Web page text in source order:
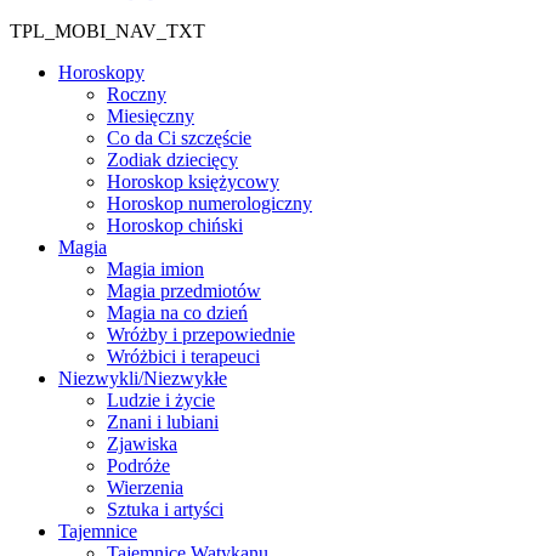
TPL_MOBI_NAV_TXT
Horoskopy
Roczny
Miesięczny
Co da Ci szczęście
Zodiak dziecięcy
Horoskop księżycowy
Horoskop numerologiczny
Horoskop chiński
Magia
Magia imion
Magia przedmiotów
Magia na co dzień
Wróżby i przepowiednie
Wróżbici i terapeuci
Niezwykli/Niezwykłe
Ludzie i życie
Znani i lubiani
Zjawiska
Podróże
Wierzenia
Sztuka i artyści
Tajemnice